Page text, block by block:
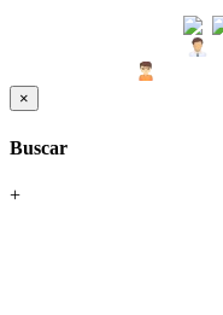
×
Buscar
+